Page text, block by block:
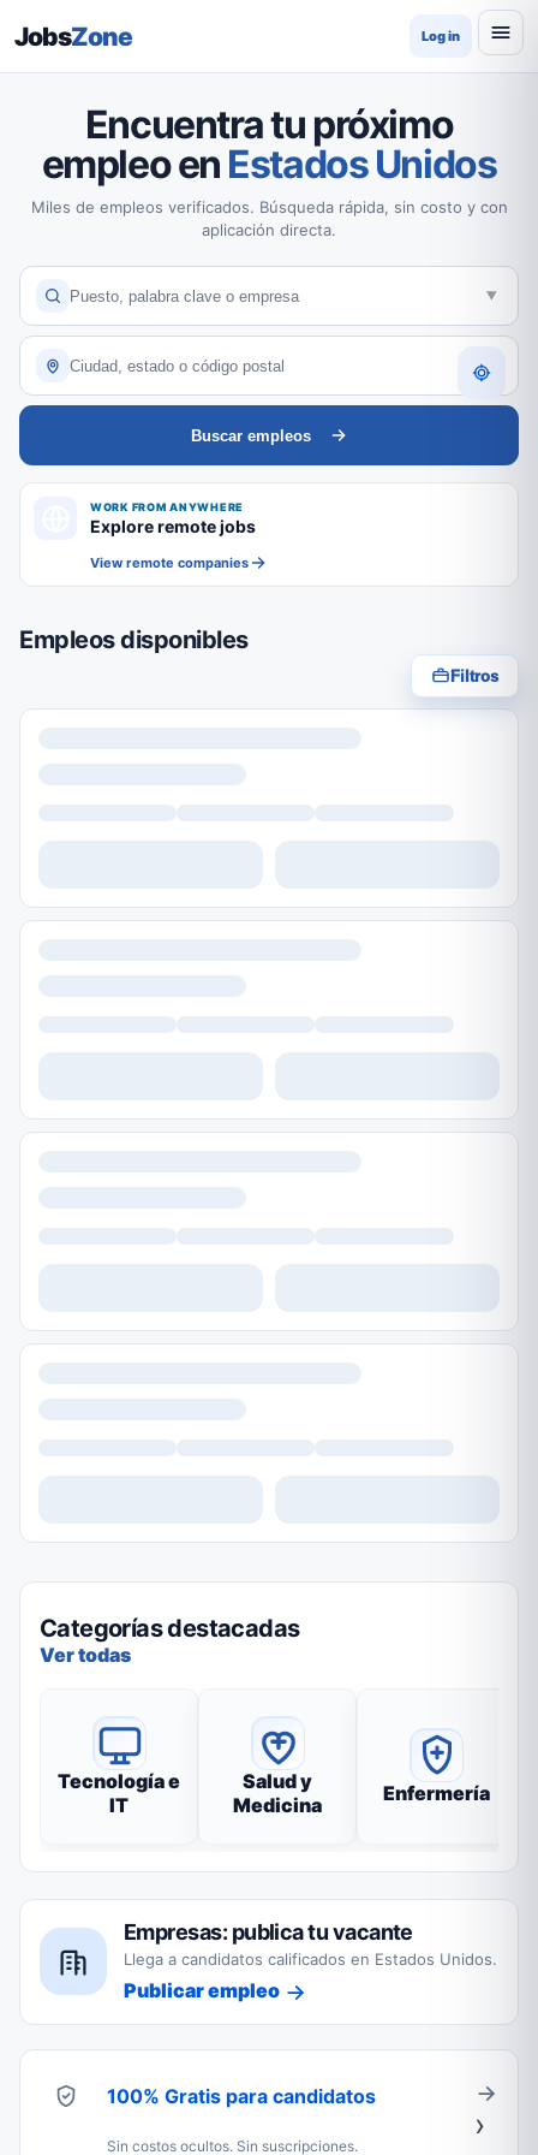
JobsZone Log in
Encuentra tu próximo
empleo en Estados Unidos
Miles de empleos verificados. Búsqueda rápida, sin costo y con
aplicación directa.
Buscar empleos
WORK FROM ANYWHERE
Explore remote jobs
View remote companies
Empleos disponibles
Filtros
Categorías destacadas
Ver todas
Tecnología e
IT
Salud y
Medicina
Enfermería
Empresas: publica tu vacante
Llega a candidatos calificados en Estados Unidos.
Publicar empleo
100% Gratis para candidatos
Sin costos ocultos. Sin suscripciones.